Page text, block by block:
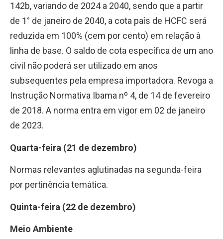
142b, variando de 2024 a 2040, sendo que a partir
de 1° de janeiro de 2040, a cota país de HCFC será
reduzida em 100% (cem por cento) em relação à
linha de base. O saldo de cota específica de um ano
civil não poderá ser utilizado em anos
subsequentes pela empresa importadora. Revoga a
Instrução Normativa Ibama nº 4, de 14 de fevereiro
de 2018. A norma entra em vigor em 02 de janeiro
de 2023.
Quarta-feira (21 de dezembro)
Normas relevantes aglutinadas na segunda-feira
por pertinência temática.
Quinta-feira (22 de dezembro)
Meio Ambiente